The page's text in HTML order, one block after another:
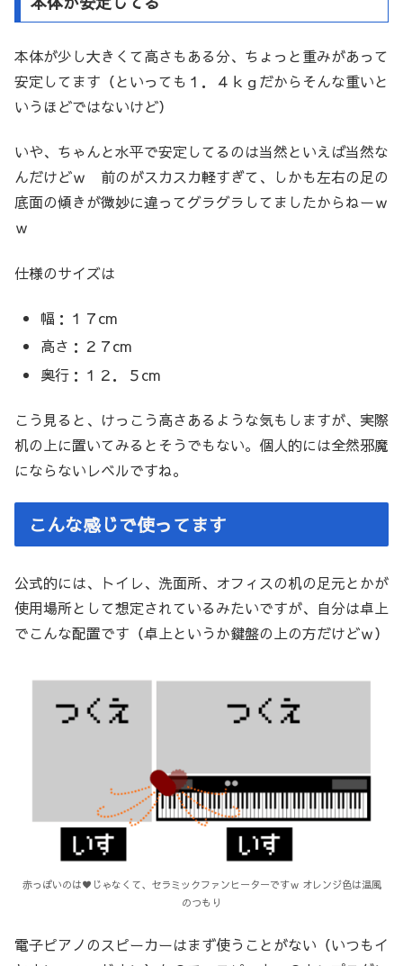
本体が少し大きくて高さもある分、ちょっと重みがあって
安定してます（といっても１．４ｋｇだからそんな重いと
いうほどではないけど）
いや、ちゃんと水平で安定してるのは当然といえば当然な
んだけどｗ 前のがスカスカ軽すぎて、しかも左右の足の
底面の傾きが微妙に違ってグラグラしてましたからねーｗ
ｗ
仕様のサイズは
幅：１７cm
高さ：２７cm
奥行：１２．５cm
こう見ると、けっこう高さあるような気もしますが、実際
机の上に置いてみるとそうでもない。個人的には全然邪魔
にならないレベルですね。
こんな感じで使ってます
公式的には、トイレ、洗面所、オフィスの机の足元とかが
使用場所として想定されているみたいですが、自分は卓上
でこんな配置です（卓上というか鍵盤の上の方だけどｗ）
赤っぽいのは♥じゃなくて、セラミックファンヒーターですｗ オレンジ色は温風
のつもり
電子ピアノのスピーカーはまず使うことがない（いつもイ